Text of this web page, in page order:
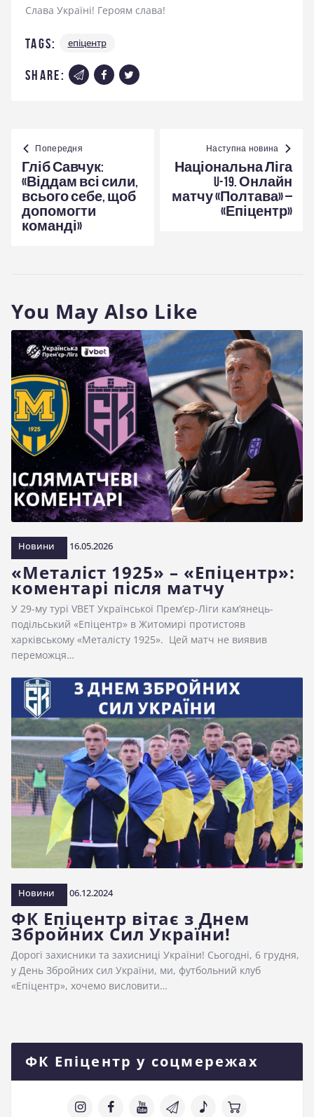
Слава Україні! Героям слава!
Tags: епіцентр
share:
Навігація
записів
Попередня
Гліб Савчук:
«Віддам всі сили,
всього себе, щоб
допомогти
команді»
Наступна новина
Національна Ліга
U-19. Онлайн
матчу «Полтава» –
«Епіцентр»
You May Also Like
Новини 16.05.2026
«Металіст 1925» – «Епіцентр»:
коментарі після матчу
У 29-му турі VBET Української Прем’єр-Ліги кам’янець-
подільський «Епіцентр» в Житомирі протистояв
харківському «Металісту 1925». Цей матч не виявив
переможця…
Новини 06.12.2024
ФК Епіцентр вітає з Днем
Збройних Сил України!
Дорогі захисники та захисниці України! Сьогодні, 6 грудня,
у День Збройних сил України, ми, футбольний клуб
«Епіцентр», хочемо висловити…
ФК Епіцентр у соцмережах